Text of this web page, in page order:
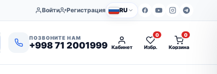
Войти Регистрация RU
ПОЗВОНИТЕ НАМ
+998 71 2001999 Кабинет Избр.
0
Корзина
0